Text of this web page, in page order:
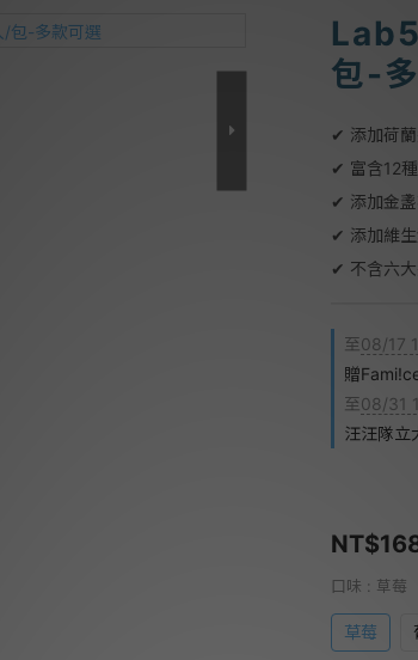
包-
✔︎ 添加荷
✔︎ 富含12
✔︎ 添加金
✔︎ 添加維
✔︎ 不含六
至08/17
贈
至08/31
汪汪隊立
口味 : 草莓
草莓